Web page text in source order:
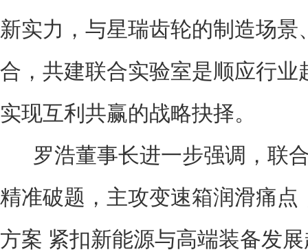
新实力，与星瑞齿轮的制造场景
合，共建联合实验室是顺应行业
实现互利共赢的战略抉择。
罗浩董事长进一步强调，联
精准破题，主攻变速箱润滑痛点
方案 紧扣新能源与高端装备发